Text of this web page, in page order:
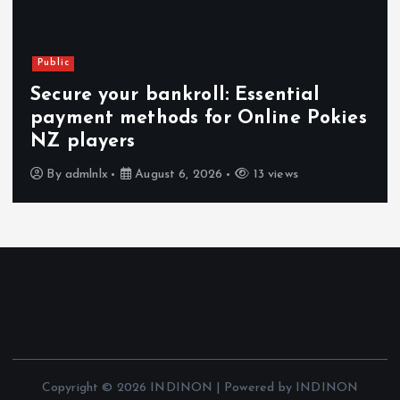
Public
Secure your bankroll: Essential
payment methods for Online Pokies
NZ players
By admlnlx August 6, 2026 13 views
Copyright © 2026 INDINON | Powered by INDINON